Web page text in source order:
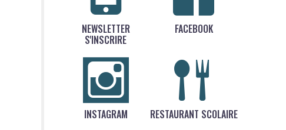
NEWSLETTER
S'INSCRIRE
FACEBOOK
INSTAGRAM RESTAURANT SCOLAIRE